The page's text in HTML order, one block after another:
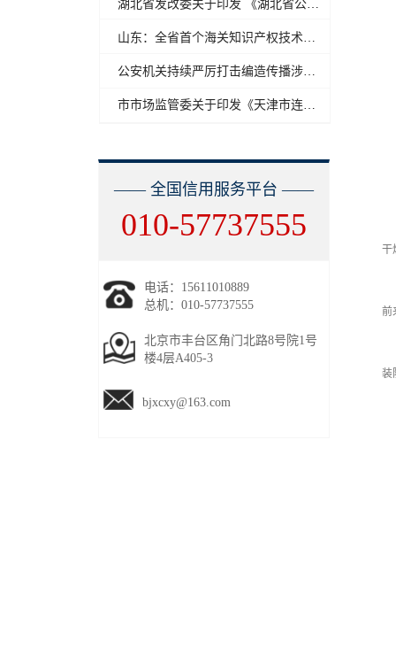
湖北省发改委关于印发 《湖北省公共信用信息目录（2026年版）》的通知
山东：全省首个海关知识产权技术调查官制度落地济南自贸片区
公安机关持续严厉打击编造传播涉汛涉灾网络谣言
市市场监管委关于印发《天津市连锁企业食品经营许可“先证后核”信用承诺审批实施办法》的通知
—— 全国信用服务平台 ——
010-57737555
电话：15611010889
总机：010-57737555
北京市丰台区角门北路8号院1号
楼4层A405-3
bjxcxy@163.com
1
干
2
前
3
装